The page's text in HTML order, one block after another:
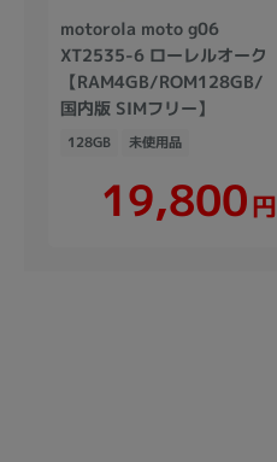
motorola moto g06
XT2535-6 ローレルオーク
【RAM4GB/ROM128GB/
国内版 SIMフリー】
128GB 未使用品
19,800円